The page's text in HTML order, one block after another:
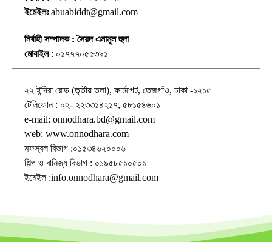
ইমেইলঃabuabiddt@gmail.com
নির্বাহী সম্পাদক : সৈয়দ এনামুল হুদা
মোবাইল: ০১৭৭৭০৫৫৩৯১
২২ ইন্দিরা রোড (তৃতীয় তলা), ফার্মগেট, তেজগাঁও, ঢাকা -১২১৫
টেলিফোন : ০২- ২২৩৩১৪২১৭, ৫৮১৫৪৬০১
e-mail: onnodhara.bd@gmail.com
web: www.onnodhara.com
মফস্বল বিভাগ :০১৫৩৪৬২০০০৬
শিল্প ও বানিজ্য বিভাগ : ০১৯৫৮৫১০৫০১
ইমেইল :info.onnodhara@gmail.com